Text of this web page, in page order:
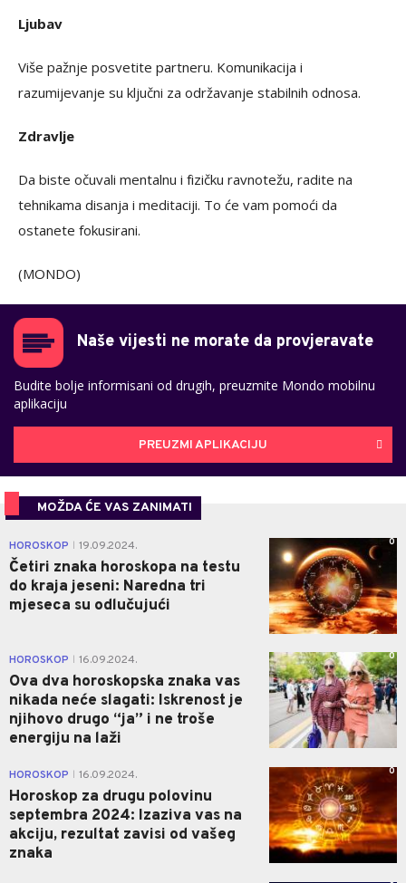
Ljubav
Više pažnje posvetite partneru. Komunikacija i
razumijevanje su ključni za održavanje stabilnih odnosa.
Zdravlje
Da biste očuvali mentalnu i fizičku ravnotežu, radite na
tehnikama disanja i meditaciji. To će vam pomoći da
ostanete fokusirani.
(MONDO)
Naše vijesti ne morate da provjeravate
Budite bolje informisani od drugih, preuzmite Mondo mobilnu
aplikaciju
PREUZMI APLIKACIJU
MOŽDA ĆE VAS ZANIMATI
HOROSKOP 19.09.2024.
Četiri znaka horoskopa na testu
do kraja jeseni: Naredna tri
mjeseca su odlučujući
0
HOROSKOP 16.09.2024.
Ova dva horoskopska znaka vas
nikada neće slagati: Iskrenost je
njihovo drugo “ja” i ne troše
energiju na laži
0
HOROSKOP 16.09.2024.
Horoskop za drugu polovinu
septembra 2024: Izaziva vas na
akciju, rezultat zavisi od vašeg
znaka
0